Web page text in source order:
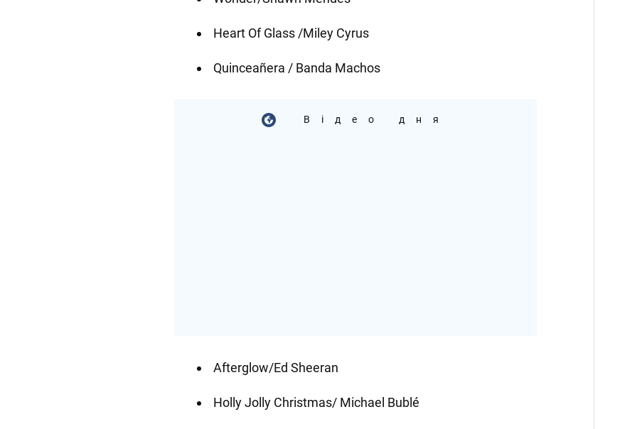
Heart Of Glass /Miley Cyrus
Quinceañera / Banda Machos
Відео дня
Afterglow/Ed Sheeran
Holly Jolly Christmas/ Michael Bublé